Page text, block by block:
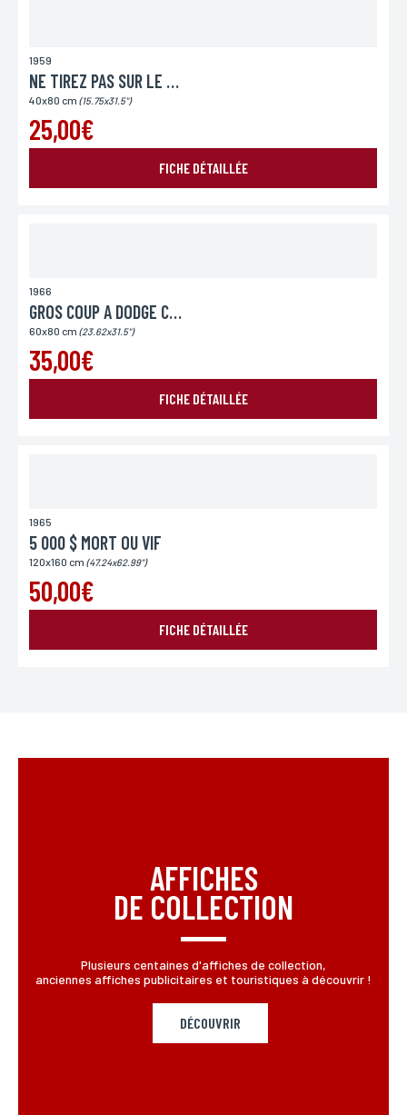
1959
NE TIREZ PAS SUR LE BANDIT
40x80 cm (15.75x31.5")
25,00€
FICHE DÉTAILLÉE
1966
GROS COUP A DODGE CITY
60x80 cm (23.62x31.5")
35,00€
FICHE DÉTAILLÉE
1965
5 000 $ MORT OU VIF
120x160 cm (47.24x62.99")
50,00€
FICHE DÉTAILLÉE
AFFICHES
DE COLLECTION
Plusieurs centaines d'affiches de collection,
anciennes affiches publicitaires et touristiques à découvrir !
DÉCOUVRIR